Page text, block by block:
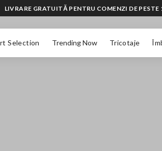
Selection Trending Now Tricotaje
LIVRARE GRATUITĂ PENTRU COMENZI DE